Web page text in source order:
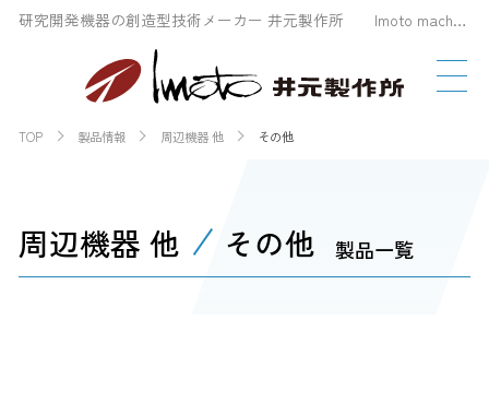
研究開発機器の創造型技術メーカー 井元製作所 Imoto machinery Co., LTD
TOP 製品情報 周辺機器 他 その他
周辺機器 他 その他 製品一覧